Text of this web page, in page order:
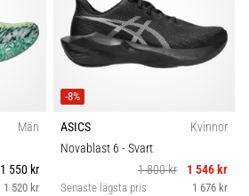
Män
1 550 kr
1 520 kr
-8%
ASICS
Kvinnor
Novablast 6 - Svart
1 800 kr
1 546 kr
Senaste lägsta pris 1 676 kr